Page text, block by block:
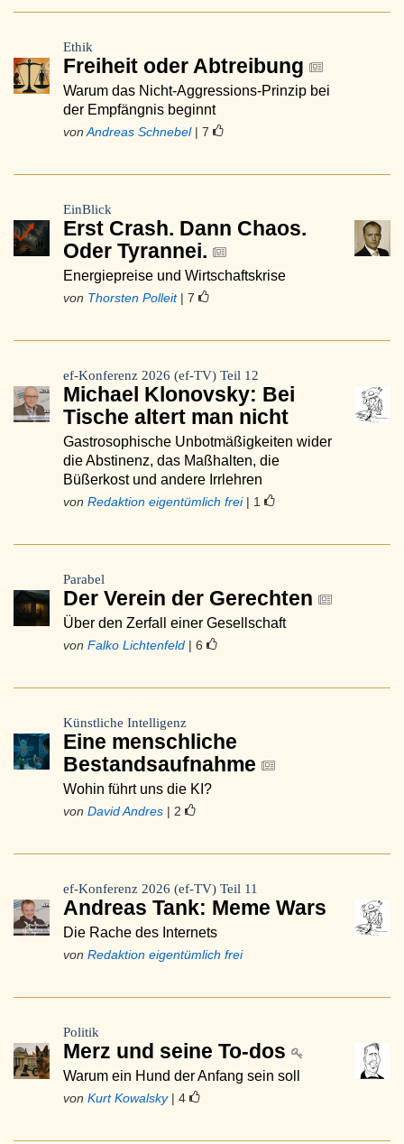
Ethik
Freiheit oder Abtreibung
Warum das Nicht-Aggressions-Prinzip bei
der Empfängnis beginnt
von Andreas Schnebel| 7
EinBlick
Erst Crash. Dann Chaos.
Oder Tyrannei.
Energiepreise und Wirtschaftskrise
von Thorsten Polleit| 7
ef-Konferenz 2026 (ef-TV) Teil 12
Michael Klonovsky: Bei
Tische altert man nicht
Gastrosophische Unbotmäßigkeiten wider
die Abstinenz, das Maßhalten, die
Büßerkost und andere Irrlehren
von Redaktion eigentümlich frei| 1
Parabel
Der Verein der Gerechten
Über den Zerfall einer Gesellschaft
von Falko Lichtenfeld | 6
Künstliche Intelligenz
Eine menschliche
Bestandsaufnahme
Wohin führt uns die KI?
von David Andres | 2
ef-Konferenz 2026 (ef-TV) Teil 11
Andreas Tank: Meme Wars
Die Rache des Internets
von Redaktion eigentümlich frei
Politik
Merz und seine To-dos
Warum ein Hund der Anfang sein soll
von Kurt Kowalsky| 4